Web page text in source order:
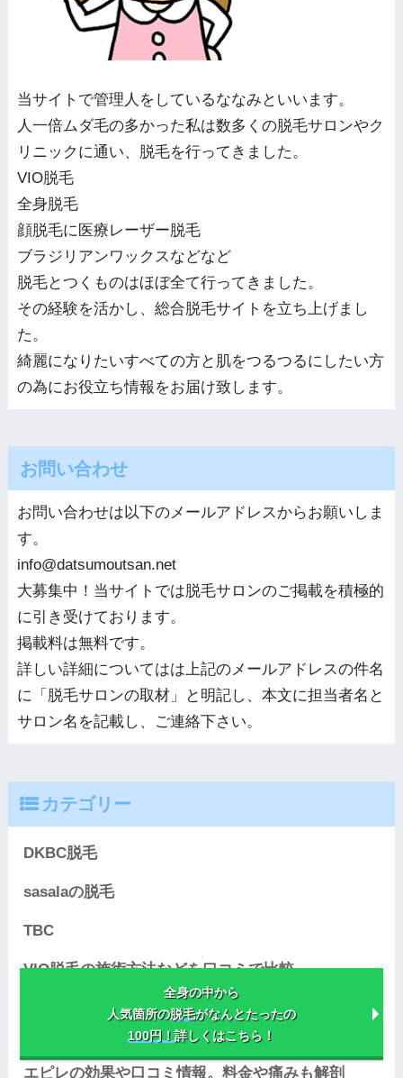
当サイトで管理人をしているななみといいます。
人一倍ムダ毛の多かった私は数多くの脱毛サロンやク
リニックに通い、脱毛を行ってきました。
VIO脱毛
全身脱毛
顔脱毛に医療レーザー脱毛
ブラジリアンワックスなどなど
脱毛とつくものはほぼ全て行ってきました。
その経験を活かし、総合脱毛サイトを立ち上げまし
た。
綺麗になりたいすべての方と肌をつるつるにしたい方
の為にお役立ち情報をお届け致します。
お問い合わせ
お問い合わせは以下のメールアドレスからお願いしま
す。
info@datsumoutsan.net
大募集中！当サイトでは脱毛サロンのご掲載を積極的
に引き受けております。
掲載料は無料です。
詳しい詳細についてはは上記のメールアドレスの件名
に「脱毛サロンの取材」と明記し、本文に担当者名と
サロン名を記載し、ご連絡下さい。
カテゴリー
DKBC脱毛
sasalaの脱毛
TBC
VIO脱毛の施術方法などを口コミで比較
エステタイムの評判は？新鋭人気脱毛サロンの効果
エピレの効果や口コミ情報。料金や痛みも解剖
全身の中から
人気箇所の脱毛がなんとたったの
100円！ 詳しくはこちら！